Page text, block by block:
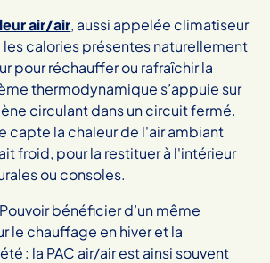
air/air, aussi appelée climatiseur
calories présentes naturellement
pour réchauffer ou rafraîchir la
thermodynamique s’appuie sur
circulant dans un circuit fermé.
capte la chaleur de l'air ambiant
froid, pour la restituer à l'intérieur
ou consoles.
bénéficier d’un même
le chauffage en hiver et la
: la PAC air/air est ainsi souvent